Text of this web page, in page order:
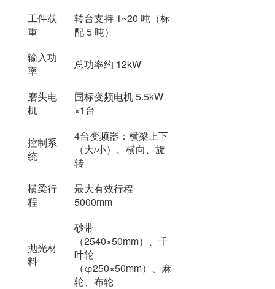
工件载
重
转台支持 1~20 吨（标
配 5 吨）
输入功
率
总功率约 12kW
磨头电
机
国标变频电机 5.5kW
×1台
控制系
统
4台变频器：横梁上下
（大/小）、横向、旋
转
横梁行
程
最大有效行程
5000mm
抛光材
料
砂带
（2540×50mm）、千
叶轮
（φ250×50mm）、麻
轮、布轮